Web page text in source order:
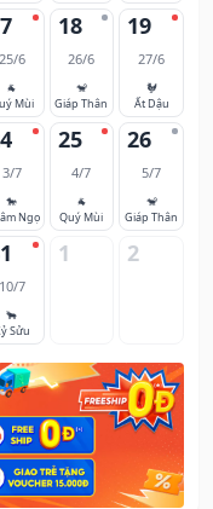
25/6
🐐
Mùi
18
26/6
🐒
Giáp Thân
19
27/6
🐓
Ất Dậu
3/7
🐎
Ngọ
25
4/7
🐐
Quý Mùi
26
5/7
🐒
Giáp Thân
10/7
🐂
Sửu
1 2